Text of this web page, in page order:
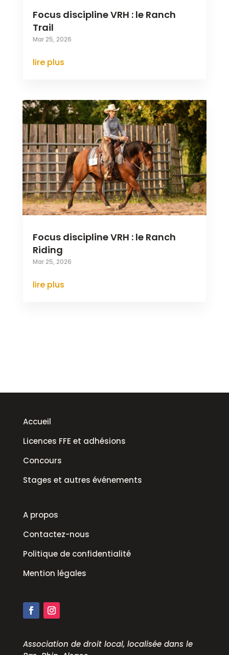
Focus discipline VRH : le Ranch
Trail
Mar 25, 2026
lire plus
Focus discipline VRH : le Ranch
Riding
Mar 25, 2026
lire plus
Accueil
Licences FFE et adhésions
Concours
Stages et autres événements
A propos
Contactez-nous
Politique de confidentialité
Mention légales
Association de droit local, localisée dans le